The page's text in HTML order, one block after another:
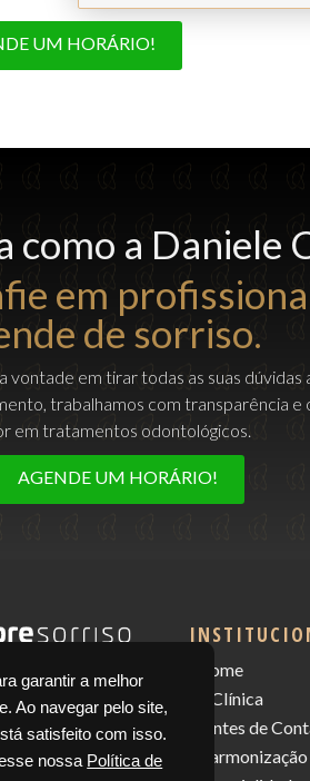
garantir a melhor
Ao navegar pelo site,
satisfeito com isso.
nossa Política de
UM HORÁRIO!
como a Daniele
em
de sorriso.
vontade em tirar todas as suas
trabalhamos com transparência e
em tratamentos odontológicos.
AGENDE UM HORÁRIO!
138.290
Home
A Clínica
Lentes de